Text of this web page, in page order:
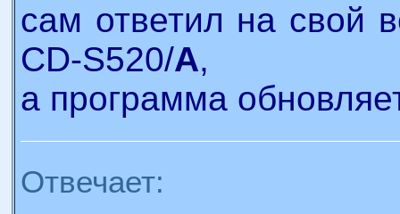
сам ответил на свой
CD-S520/A,
а программа
Отвечает: